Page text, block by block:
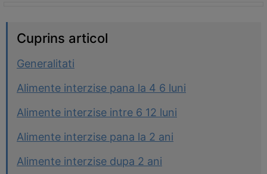
Cuprins articol
Generalitati
Alimente interzise pana la 4 6 luni
Alimente interzise intre 6 12 luni
Alimente interzise pana la 2 ani
Alimente interzise dupa 2 ani